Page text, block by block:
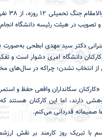
در
تصویب در هیئت رئیسه دانشگاه
دکتر سید مهدی ابطحی به‌صورت
دانشگاه امری دشوار است و
انتخاب نشدن؛ چراکه در سال‌های
سکانداران واقعی حفظ و
دارند، اما این کارکنان هستند
صمیمانه قدردانی می‌کنم.
با تبریک روز کارمند بر نقش